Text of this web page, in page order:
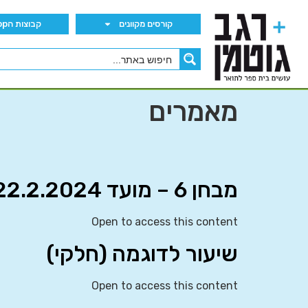
קורסים מקוונים קבוצות הWhatsApp
מאמרים
מבחן 6 – מועד 22.2.2024
Open to access this content
שיעור לדוגמה (חלקי)
Open to access this content